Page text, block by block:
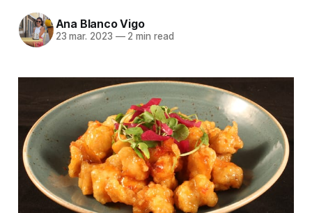
Ana Blanco Vigo
23 mar. 2023 —2 min read